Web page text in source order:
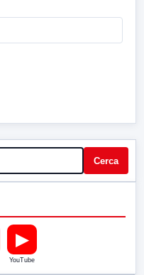
Cerca
▶
YouTube